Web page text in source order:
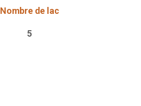
Nombre de lac
5